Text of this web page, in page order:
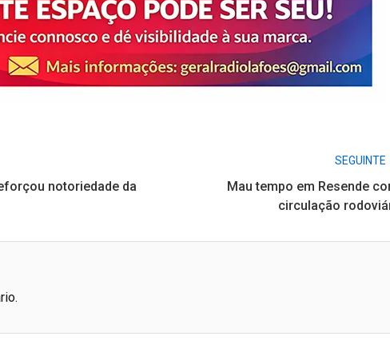
notoriedade da
SEGUINTE
Mau tempo em Resende
circulação